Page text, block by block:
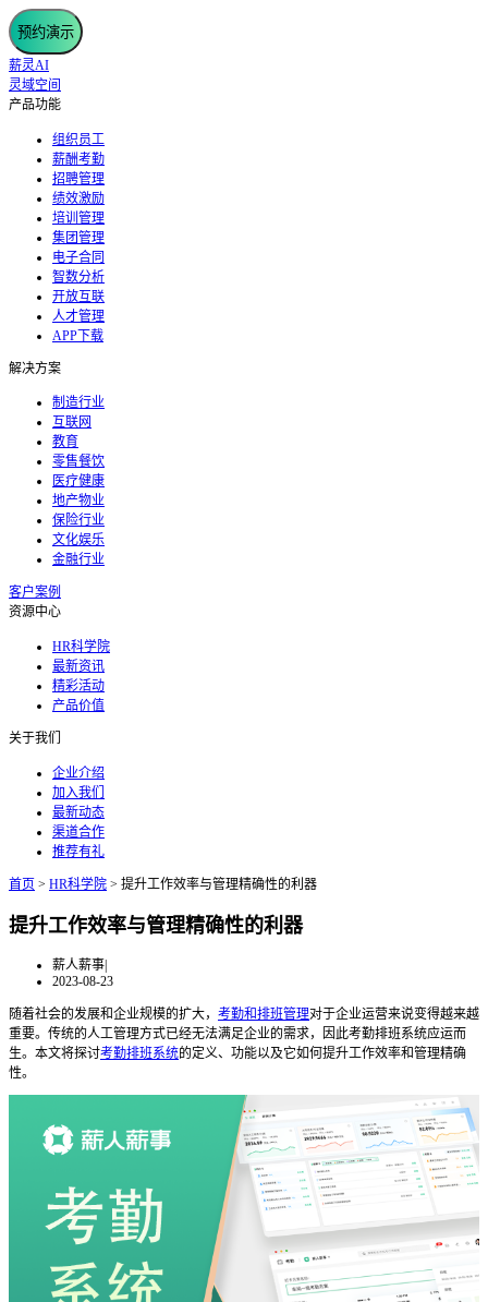
预约演示
薪灵AI
灵域空间
产品功能
组织员工
薪酬考勤
招聘管理
绩效激励
培训管理
集团管理
电子合同
智数分析
开放互联
人才管理
APP下载
解决方案
制造行业
互联网
教育
零售餐饮
医疗健康
地产物业
保险行业
文化娱乐
金融行业
客户案例
资源中心
HR科学院
最新资讯
精彩活动
产品价值
关于我们
企业介绍
加入我们
最新动态
渠道合作
推荐有礼
首页 > HR科学院 > 提升工作效率与管理精确性的利器
提升工作效率与管理精确性的利器
薪人薪事|
2023-08-23
随着社会的发展和企业规模的扩大， 考勤和排班管理对于企业运营来说变得越来越
重要。传统的人工管理方式已经无法满足企业的需求，因此考勤排班系统应运而
生。本文将探讨考勤排班系统的定义、功能以及它如何提升工作效率和管理精确
性。